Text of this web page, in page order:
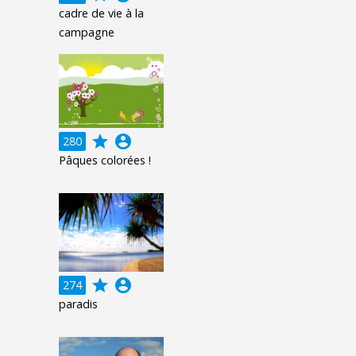
cadre de vie à la
campagne
280 grade account_circle
Pâques colorées !
274 grade account_circle
paradis